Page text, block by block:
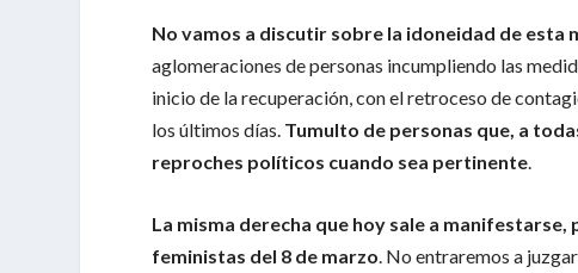
No vamos a discutir sobre la idoneidad de esta
aglomeraciones de personas incumpliendo las
inicio de la recuperación, con el retroceso de
los últimos días. Tumulto de personas que, a
reproches políticos cuando sea pertinente.
La misma derecha que hoy sale a
feministas del 8 de marzo. No entraremos a